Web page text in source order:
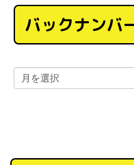
バックナンバ